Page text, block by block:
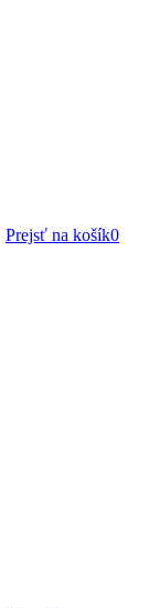
Prejsť na košík0